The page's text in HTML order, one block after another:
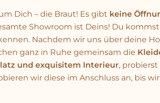
Dich – die Braut! Es gibt keine
Showroom ist Deins! Du
Nachdem wir uns über deine
ganz in Ruhe gemeinsam die
und exquisitem Interieur,
wir diese im Anschluss an, bis wir